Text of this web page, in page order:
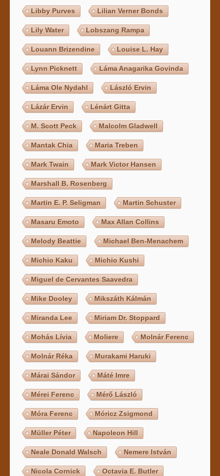
Libby Purves Lilian Verner Bonds
Lily Water Lobszang Rampa
Louann Brizendine Louise L. Hay
Lynn Picknett Láma Anagarika Govinda
Láma Ole Nydahl László Ervin
Lázár Ervin Lénárt Gitta
M. Scott Peck Malcolm Gladwell
Mantak Chia Maria Treben
Mark Twain Mark Victor Hansen
Marshall B. Rosenberg
Martin E. P. Seligman Martin Schuster
Masaru Emoto Max Allan Collins
Melody Beattie Michael Ben-Menachem
Michio Kaku Michio Kushi
Miguel de Cervantes Saavedra
Mike Dooley Mikszáth Kálmán
Miranda Lee Miriam Dr. Stoppard
Mohás Lívia Moliere Molnár Ferenc
Molnár Réka Murakami Haruki
Márai Sándor Máté Imre
Mérei Ferenc Mérő László
Móra Ferenc Móricz Zsigmond
Müller Péter Napoleon Hill
Neale Donald Walsch Nemere István
Nicola Cornick Octavia E. Butler